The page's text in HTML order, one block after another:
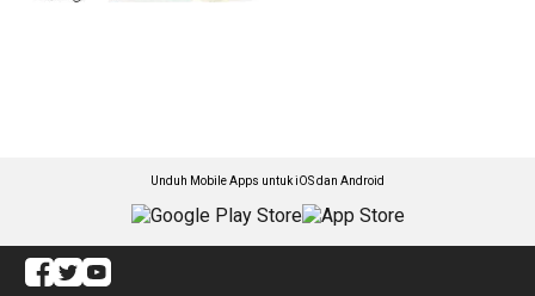
Unduh Mobile Apps untuk iOS dan Android